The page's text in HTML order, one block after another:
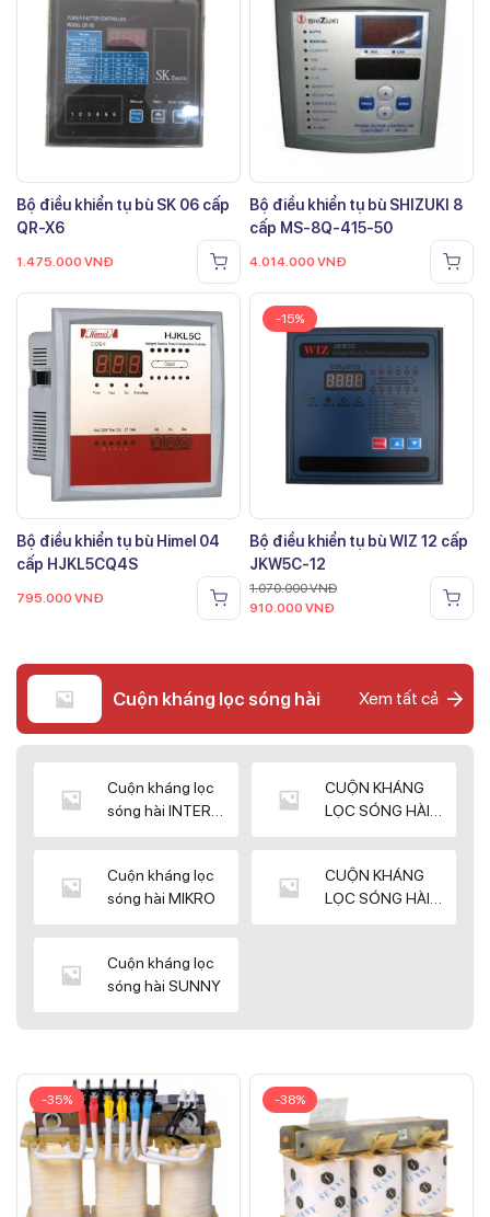
Bộ điều khiển tụ bù SK 06 cấp
QR-X6
1.475.000 VNĐ
Bộ điều khiển tụ bù SHIZUKI 8
cấp MS-8Q-415-50
4.014.000 VNĐ
Bộ điều khiển tụ bù Himel 04
cấp HJKL5CQ4S
795.000 VNĐ
-15%
Bộ điều khiển tụ bù WIZ 12 cấp
JKW5C-12
1.070.000VNĐ
910.000 VNĐ
Cuộn kháng lọc sóng hài Xem tất cả
Cuộn kháng lọc
sóng hài INTER
CUỘN KHÁNG
LỌC SÓNG HÀI
Cuộn kháng lọc
sóng hài MIKRO
CUỘN KHÁNG
LỌC SÓNG HÀI
Cuộn kháng lọc
sóng hài SUNNY
-35% -38%